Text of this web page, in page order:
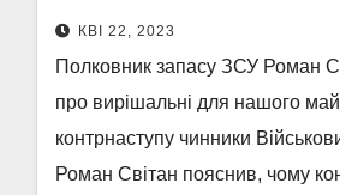
КВІ 22, 2023
Полковник запасу ЗСУ Роман
про вирішальні для нашого
контрнаступу чинники
Роман Світан пояснив, чому